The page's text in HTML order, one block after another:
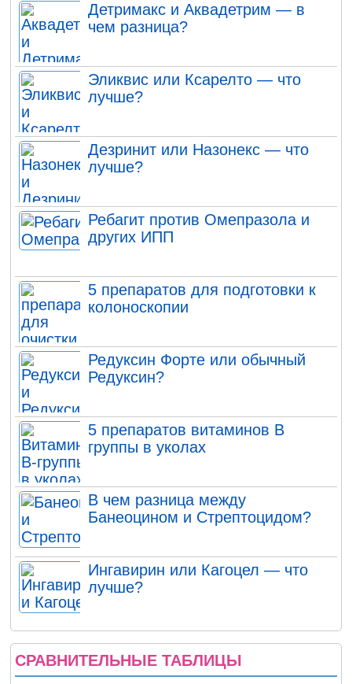
Детримакс и Аквадетрим — в
чем разница?
Эликвис или Ксарелто — что
лучше?
Дезринит или Назонекс — что
лучше?
Ребагит против Омепразола и
других ИПП
5 препаратов для подготовки к
колоноскопии
Редуксин Форте или обычный
Редуксин?
5 препаратов витаминов В
группы в уколах
В чем разница между
Банеоцином и Стрептоцидом?
Ингавирин или Кагоцел — что
лучше?
СРАВНИТЕЛЬНЫЕ ТАБЛИЦЫ